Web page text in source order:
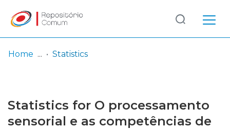
Browse repository
Log
In
(current)
Home Statistics
Statistics for O processamento
sensorial e as competências de